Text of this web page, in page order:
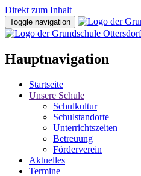
Direkt zum Inhalt
Toggle navigation
Hauptnavigation
Startseite
Unsere Schule
Schulkultur
Schulstandorte
Unterrichtszeiten
Betreuung
Förderverein
Aktuelles
Termine